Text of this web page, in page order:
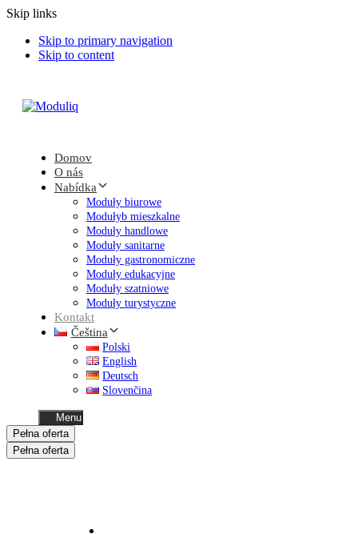
Skip links
Skip to primary navigation
Skip to content
Domov
O nás
Nabídka
Moduły biurowe
Modułyb mieszkalne
Moduły handlowe
Moduły sanitarne
Moduły gastronomiczne
Moduły edukacyjne
Moduły szatniowe
Moduły turystyczne
Kontakt
Čeština
Polski
English
Deutsch
Slovenčina
Menu
Pełna oferta
Pełna oferta